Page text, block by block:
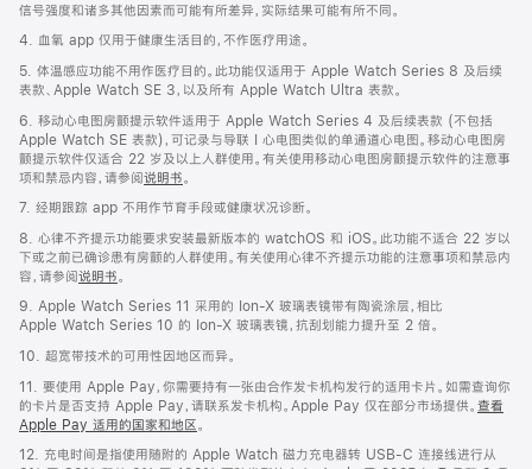
信号强度和诸多其他因素而可能有所差异，实际结果可能有所不同。
4. 血氧 app 仅用于健康生活目的，不作医疗用途。
5. 体温感应功能不用作医疗目的。此功能仅适用于 Apple Watch Series 8 及后续
表款、Apple Watch SE 3，以及所有 Apple Watch Ultra 表款。
6. 移动心电图房颤提示软件适用于 Apple Watch Series 4 及后续表款 (不包括
Apple Watch SE 表款)，可记录与导联 I 心电图类似的单通道心电图。移动心电图房
颤提示软件仅适合 22 岁及以上人群使用。有关使用移动心电图房颤提示软件的注意事
项和禁忌内容，请参阅说明书。
7. 经期跟踪 app 不用作节育手段或健康状况诊断。
8. 心律不齐提示功能要求安装最新版本的 watchOS 和 iOS。此功能不适合 22 岁以
下或之前已确诊患有房颤的人群使用。有关使用心律不齐提示功能的注意事项和禁忌内
容，请参阅说明书。
9. Apple Watch Series 11 采用的 Ion-X 玻璃表镜带有陶瓷涂层，相比
Apple Watch Series 10 的 Ion-X 玻璃表镜，抗刮划能力提升至 2 倍。
10. 超宽带技术的可用性因地区而异。
11. 要使用 Apple Pay，你需要持有一张由合作发卡机构发行的适用卡片。如需查询你
的卡片是否支持 Apple Pay，请联系发卡机构。Apple Pay 仅在部分市场提供。 查看
Apple Pay 适用的国家和地区。
12. 充电时间是指使用随附的 Apple Watch 磁力充电器转 USB-C 连接线进行从